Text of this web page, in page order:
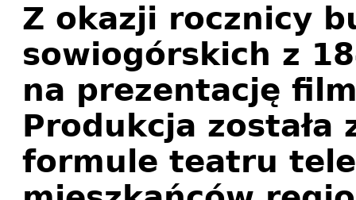
Z okazji rocznicy
sowiogórskich z
na prezentację
Produkcja została
formule teatru